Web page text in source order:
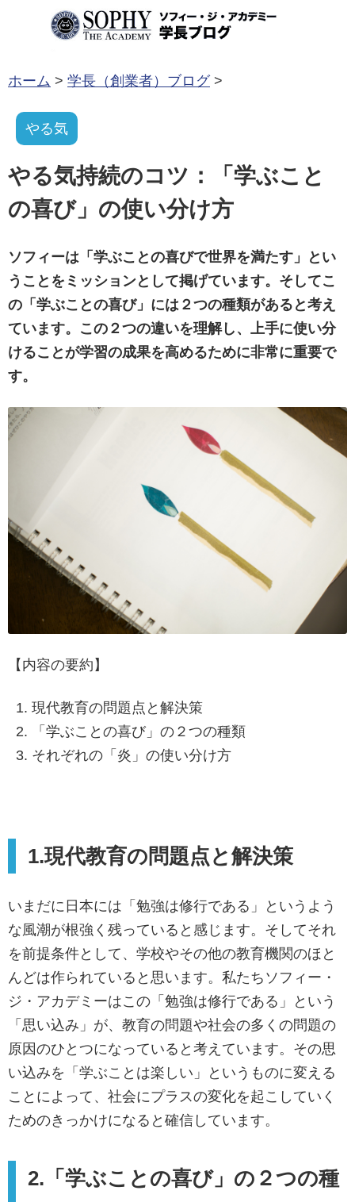
ホーム > 学長（創業者）ブログ>
やる気
やる気持続のコツ：「学ぶこと
の喜び」の使い分け方
ソフィーは「学ぶことの喜びで世界を満たす」とい
うことをミッションとして掲げています。そしてこ
の「学ぶことの喜び」には２つの種類があると考え
ています。この２つの違いを理解し、上手に使い分
けることが学習の成果を高めるために非常に重要で
す。
【内容の要約】
現代教育の問題点と解決策
「学ぶことの喜び」の２つの種類
それぞれの「炎」の使い分け方
1.現代教育の問題点と解決策
いまだに日本には「勉強は修行である」というよう
な風潮が根強く残っていると感じます。そしてそれ
を前提条件として、学校やその他の教育機関のほと
んどは作られていると思います。私たちソフィー・
ジ・アカデミーはこの「勉強は修行である」という
「思い込み」が、教育の問題や社会の多くの問題の
原因のひとつになっていると考えています。その思
い込みを「学ぶことは楽しい」というものに変える
ことによって、社会にプラスの変化を起こしていく
ためのきっかけになると確信しています。
2.「学ぶことの喜び」の２つの種